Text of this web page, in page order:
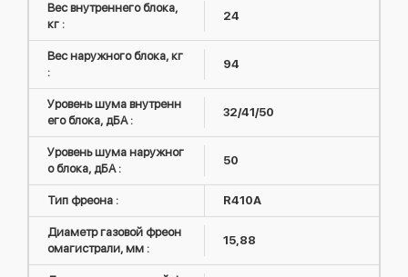
Вес внутреннего блока,
кг :
24
Вес наружного блока, кг
:
94
Уровень шума внутренн
его блока, дБА :
32/41/50
Уровень шума наружног
о блока, дБА :
50
Тип фреона : R410А
Диаметр газовой фреон
омагистрали, мм :
15,88